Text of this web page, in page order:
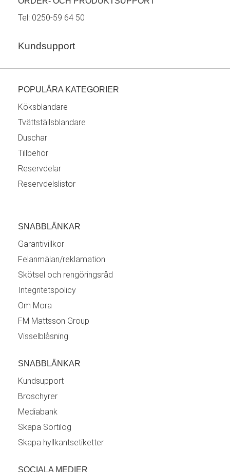
Tel: 0250-59 64 50
Kundsupport
POPULÄRA KATEGORIER
Köksblandare
Tvättställsblandare
Duschar
Tillbehör
Reservdelar
Reservdelslistor
SNABBLÄNKAR
Garantivillkor
Felanmälan/reklamation
Skötsel och rengöringsråd
Integritetspolicy
Om Mora
FM Mattsson Group
Visselblåsning
SNABBLÄNKAR
Kundsupport
Broschyrer
Mediabank
Skapa Sortilog
Skapa hyllkantsetiketter
SOCIALA MEDIER